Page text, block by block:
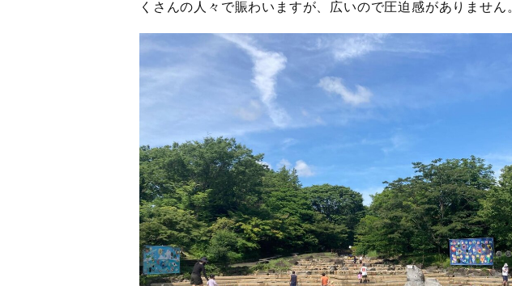
くさんの人々で賑わいますが、広いので圧迫感がありません。